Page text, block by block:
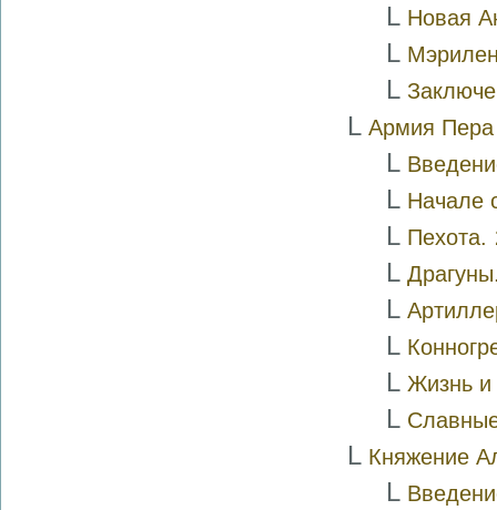
L Новая
L
L
L Армия
L
L
L Пехота.
L
L
L
L Жизнь и
L
L Княжение
L